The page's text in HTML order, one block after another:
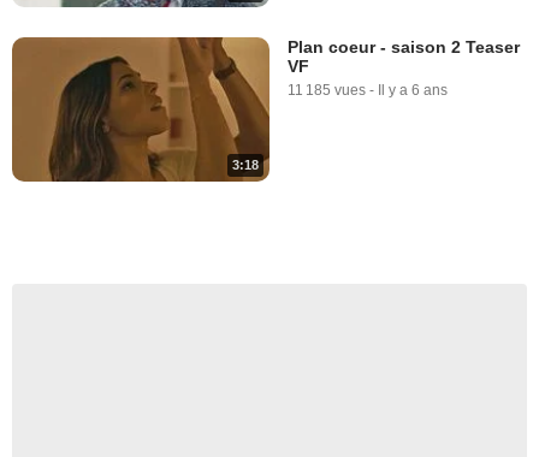
3:18
Plan coeur - saison 2 Teaser
VF
11 185 vues - Il y a 6 ans